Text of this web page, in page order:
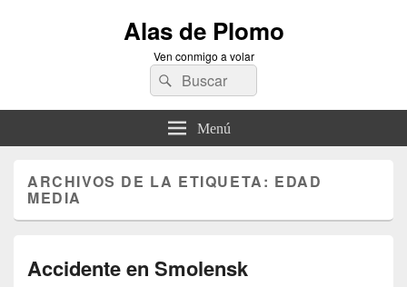
Alas de Plomo
Ven conmigo a volar
Buscar
por:
Buscar
Menú
ARCHIVOS DE LA ETIQUETA: EDAD
MEDIA
Accidente en Smolensk